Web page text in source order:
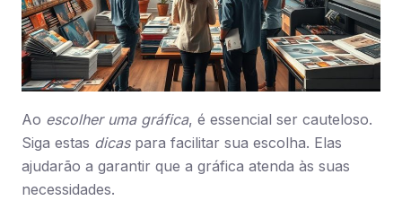
Ao escolher uma gráfica, é essencial ser cauteloso.
Siga estas dicaspara facilitar sua escolha. Elas
ajudarão a garantir que a gráfica atenda às suas
necessidades.